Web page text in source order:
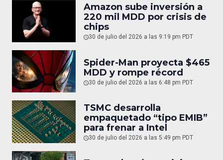
Amazon sube inversión a
220 mil MDD por crisis de
chips
30 de julio del 2026 a las 9:19 pm PDT
Spider-Man proyecta $465
MDD y rompe récord
30 de julio del 2026 a las 6:48 pm PDT
TSMC desarrolla
empaquetado “tipo EMIB”
para frenar a Intel
30 de julio del 2026 a las 5:49 pm PDT